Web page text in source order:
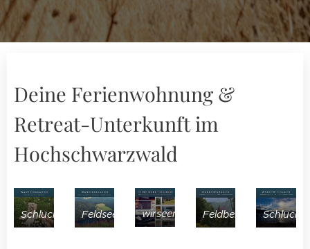
Deine Ferienwohnung &
Retreat-Unterkunft im
Hochschwarzwald
Schluchsee Feldsee wirseenuns Feldberg